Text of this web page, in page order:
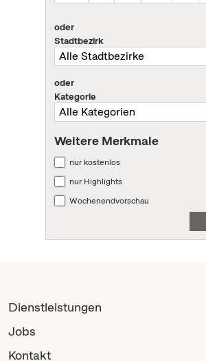
oder
Stadtbezirk
oder
Kategorie
Weitere Merkmale
nur kostenlos
nur Highlights
Wochenendvorschau
Dienstleistungen
Jobs
Kontakt